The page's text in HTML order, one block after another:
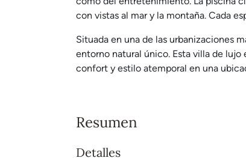
con vistas al mar y la montaña. Cada
Situada en una de las urbanizaciones
entorno natural único. Esta villa de
confort y estilo atemporal en una
Resumen
Detalles